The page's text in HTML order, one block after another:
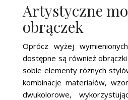
Artystyczne
obrączek
Oprócz wyżej
dostępne są również
sobie elementy różnych
kombinacje materiałów,
dwukolorowe,